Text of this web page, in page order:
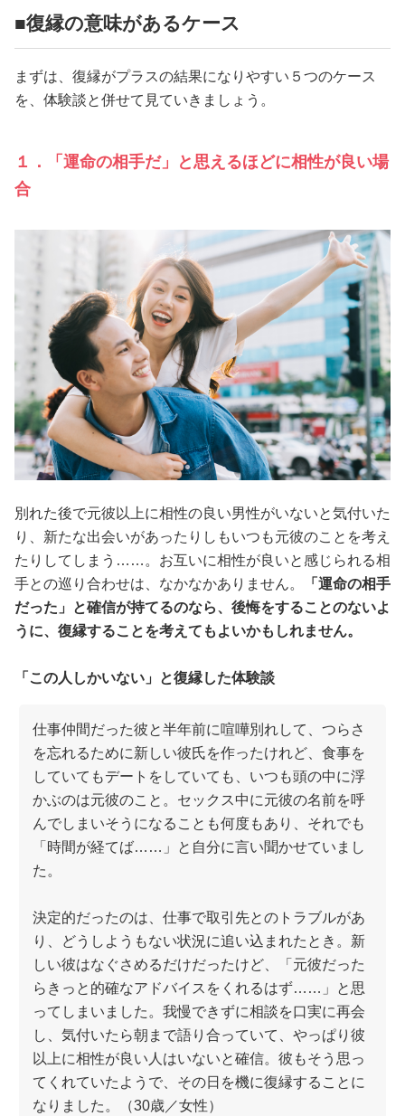
■復縁の意味があるケース
まずは、復縁がプラスの結果になりやすい５つのケース
を、体験談と併せて見ていきましょう。
１．「運命の相手だ」と思えるほどに相性が良い場
合
別れた後で元彼以上に相性の良い男性がいないと気付いた
り、新たな出会いがあったりしもいつも元彼のことを考え
たりしてしまう……。お互いに相性が良いと感じられる相
手との巡り合わせは、なかなかありません。
「運命の相手
だった」と確信が持てるのなら、後悔をすることのないよ
うに、復縁することを考えてもよいかもしれません。
「この人しかいない」と復縁した体験談
仕事仲間だった彼と半年前に喧嘩別れして、つらさ
を忘れるために新しい彼氏を作ったけれど、食事を
していてもデートをしていても、いつも頭の中に浮
かぶのは元彼のこと。セックス中に元彼の名前を呼
んでしまいそうになることも何度もあり、それでも
「時間が経てば……」と自分に言い聞かせていまし
た。
決定的だったのは、仕事で取引先とのトラブルがあ
り、どうしようもない状況に追い込まれたとき。新
しい彼はなぐさめるだけだったけど、「元彼だった
らきっと的確なアドバイスをくれるはず……」と思
ってしまいました。我慢できずに相談を口実に再会
し、気付いたら朝まで語り合っていて、やっぱり彼
以上に相性が良い人はいないと確信。彼もそう思っ
てくれていたようで、その日を機に復縁することに
なりました。（30歳／女性）